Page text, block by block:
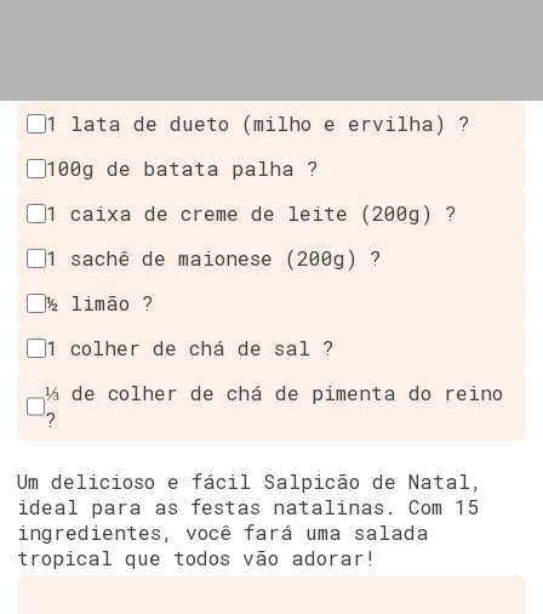
1 lata de dueto (milho e ervilha) ?
100g de batata palha ?
1 caixa de creme de leite (200g) ?
1 sachê de maionese (200g) ?
½ limão ?
1 colher de chá de sal ?
⅓ de colher de chá de pimenta do reino
?️
Um delicioso e fácil Salpicão de Natal,
ideal para as festas natalinas. Com 15
ingredientes, você fará uma salada
tropical que todos vão adorar!